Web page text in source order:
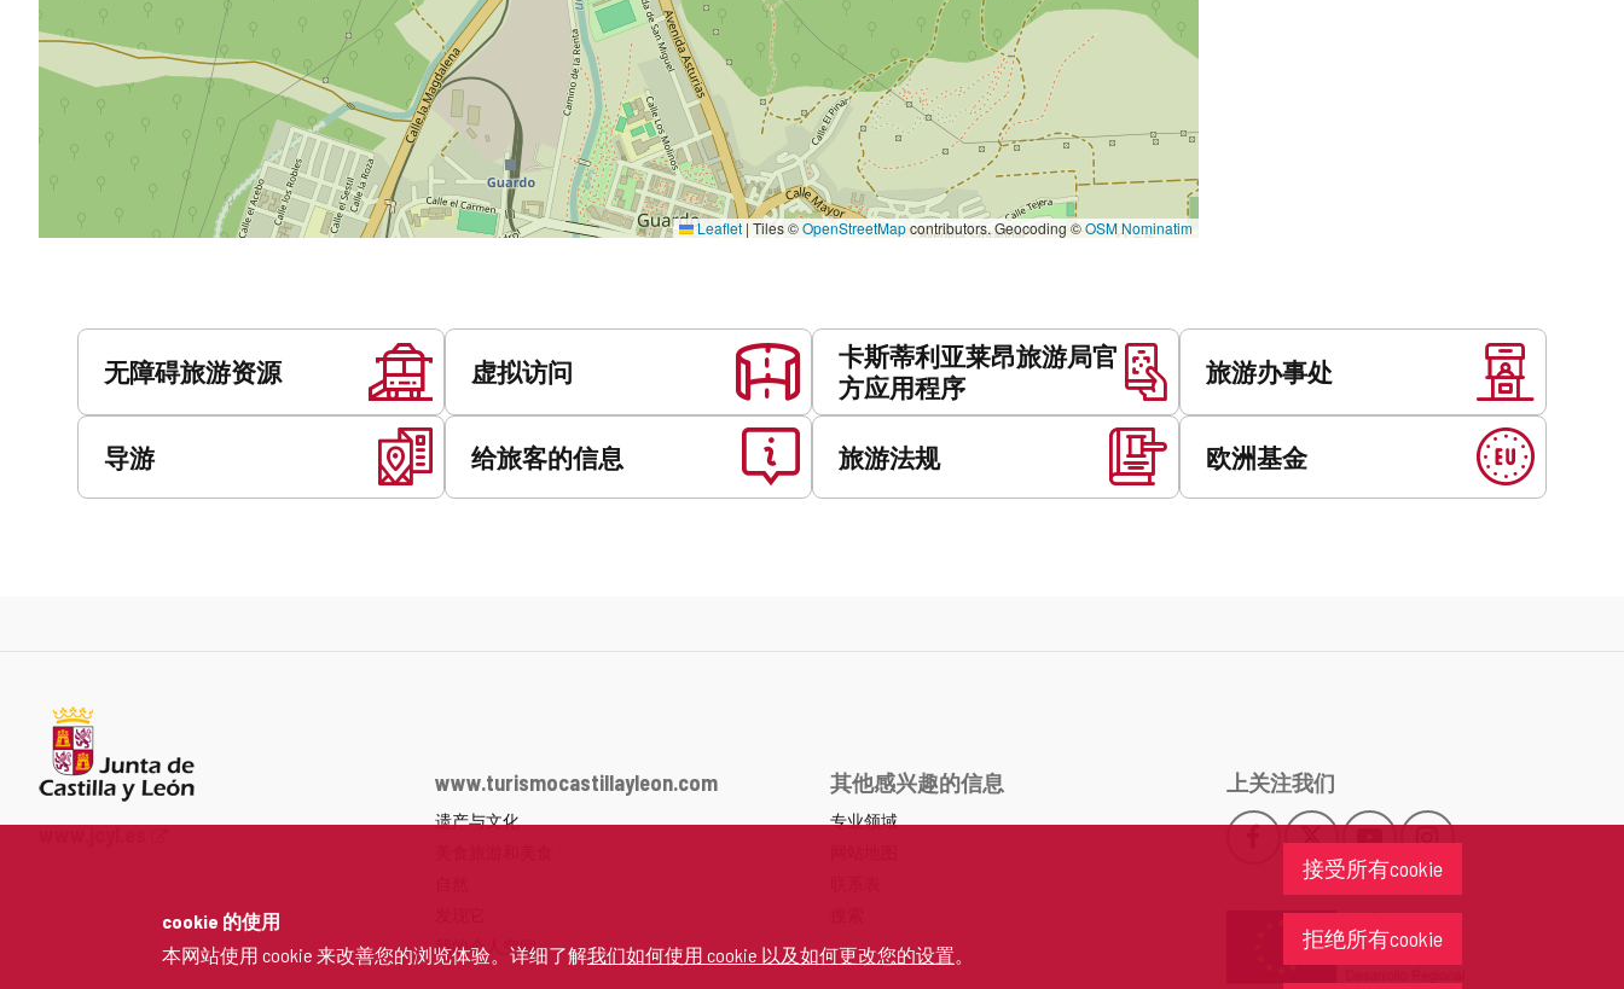
cookie 的使用
本网站使用 cookie 来改善您的浏览体验。详细了解我们如何使用 cookie 以及如何更改您的设置。
接受所有cookie
拒绝所有cookie
Leaflet | Tiles ©OpenStreetMapcontributors. Geocoding ©OSM Nominatim
无障碍旅游资源 虚拟访问
卡斯蒂利亚莱昂旅游局官
方应用程序
旅游办事处
导游 给旅客的信息 旅游法规 欧洲基金
Junta
www.turismocastillayleon.com
遗产与文化
我的个人空间
其他感兴趣的信息
专业领域
上关注我们
此
链
接
会
打
开
此
链
接
会
打
开
此
链
接
会
打
开